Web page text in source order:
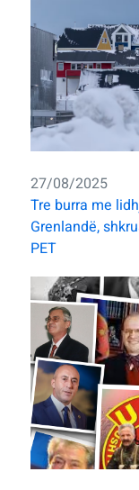
27/08/2025
Tre burra me
Grenlandë,
PET